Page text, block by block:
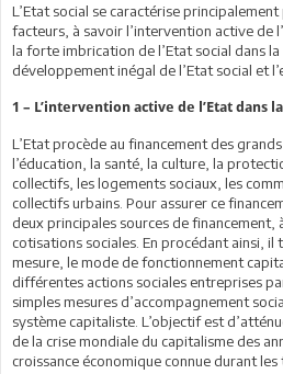
L’Etat social se caractérise
facteurs, à savoir l’intervention active de
la forte imbrication de l’Etat social dans
développement inégal de l’Etat social et
1 – L’intervention active de l’Etat dans
L’Etat procède au financement des
l’éducation, la santé, la culture, la
collectifs, les logements sociaux, les
collectifs urbains. Pour assurer ce
deux principales sources de financement,
cotisations sociales. En procédant ainsi,
mesure, le mode de fonctionnement
différentes actions sociales entreprises
simples mesures d’accompagnement
système capitaliste. L’objectif est
de la crise mondiale du capitalisme des
croissance économique connue durant